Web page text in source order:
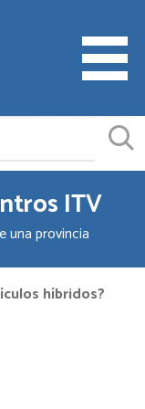
ITV
una provincia
híbridos?